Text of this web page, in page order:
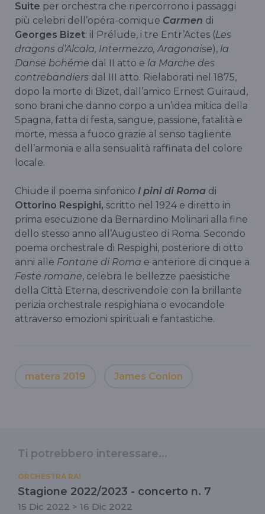
Suite per orchestra che ripercorrono i passaggi
più celebri dell’opéra-comique Carmen di
Georges Bizet: il Prélude, i tre Entr’Actes (Les
dragons d’Alcala, Intermezzo, Aragonaise), la
Danse bohéme dal II atto e la Marche des
contrebandiers dal III atto. Rielaborati nel 1875,
dopo la morte di Bizet, dall’amico Ernest Guiraud,
sono brani che danno corpo a un’idea mitica della
Spagna, fatta di festa, sangue, passione, fatalità e
morte, messa a fuoco grazie al senso tagliente
dell’armonia e alla sensualità raffinata del colore
locale.
Chiude il poema sinfonico I pini di Roma di
Ottorino Respighi, scritto nel 1924 e diretto in
prima esecuzione da Bernardino Molinari alla fine
dello stesso anno all’Augusteo di Roma. Secondo
poema orchestrale di Respighi, posteriore di otto
anni alle Fontane di Roma e anteriore di cinque a
Feste romane, celebra le bellezze paesistiche
della Città Eterna, descrivendole con la brillante
perizia orchestrale respighiana o evocandole
attraverso emozioni spirituali e fantastiche.
matera 2019 James Conlon
Ti potrebbero interessare...
ORCHESTRA RAI
Stagione 2022/2023 - concerto n. 7
15 Dic 2022 > 16 Dic 2022